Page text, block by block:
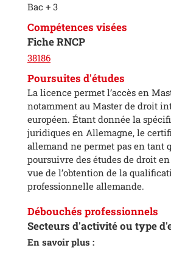
Bac + 3
Compétences visées
Fiche RNCP
38186
Poursuites d'études
La licence permet l’accès en
notamment au Master de droit
européen. Étant donnée la
juridiques en Allemagne, le
allemand ne permet pas en tant
poursuivre des études de droit
vue de l’obtention de la
professionnelle allemande.
Débouchés professionnels
Secteurs d'activité ou type
En savoir plus :